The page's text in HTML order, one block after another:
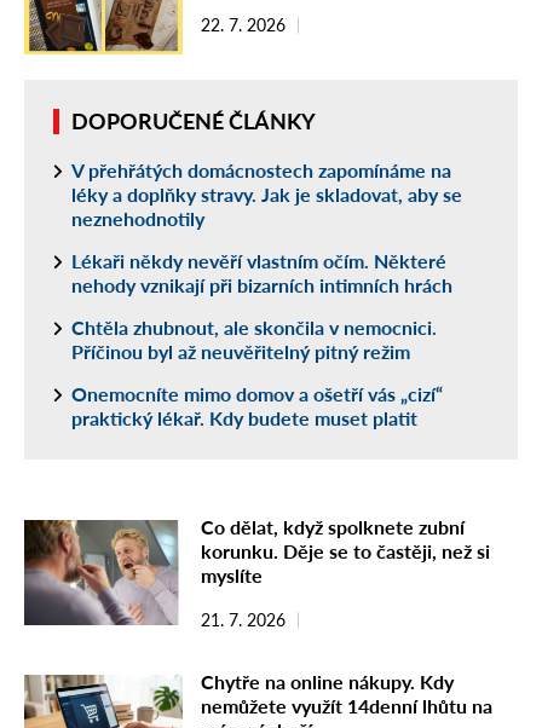
22. 7. 2026
DOPORUČENÉ ČLÁNKY
V přehřátých domácnostech zapomínáme na
léky a doplňky stravy. Jak je skladovat, aby se
neznehodnotily
Lékaři někdy nevěří vlastním očím. Některé
nehody vznikají při bizarních intimních hrách
Chtěla zhubnout, ale skončila v nemocnici.
Příčinou byl až neuvěřitelný pitný režim
Onemocníte mimo domov a ošetří vás „cizí“
praktický lékař. Kdy budete muset platit
Co dělat, když spolknete zubní
korunku. Děje se to častěji, než si
myslíte
21. 7. 2026
Chytře na online nákupy. Kdy
nemůžete využít 14denní lhůtu na